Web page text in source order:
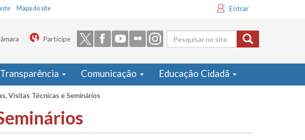
Mapa do site Entrar
Formulário
de busca
Participe
Transparência Comunicação Educação Cidadã
Visitas Técnicas e Seminários